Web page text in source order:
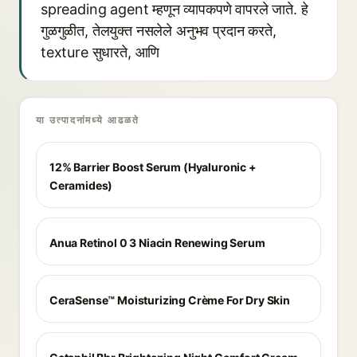
spreading agent म्हणून व्यापकपणे वापरले जाते. हे
गुळगुळीत, तेलयुक्त नसलेले अनुभव प्रदान करते,
texture सुधारते, आणि
या उत्पादनांमध्ये आढळते
12% Barrier Boost Serum (Hyaluronic +
Ceramides)
Anua Retinol 0 3 Niacin Renewing Serum
CeraSense™ Moisturizing Crème For Dry Skin